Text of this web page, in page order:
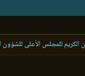
الكريم للمجلس الأعلى للشؤون